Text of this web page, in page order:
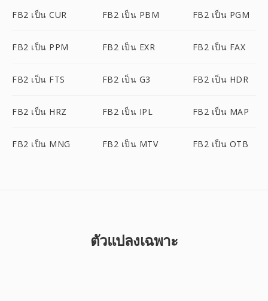
FB2 เป็น CUR FB2 เป็น PBM FB2 เป็น PGM
FB2 เป็น PPM FB2 เป็น EXR FB2 เป็น FAX
FB2 เป็น FTS FB2 เป็น G3 FB2 เป็น HDR
FB2 เป็น HRZ FB2 เป็น IPL FB2 เป็น MAP
FB2 เป็น MNG FB2 เป็น MTV FB2 เป็น OTB
ตัวแปลงเฉพาะ